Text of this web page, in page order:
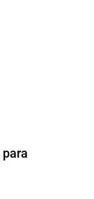
para